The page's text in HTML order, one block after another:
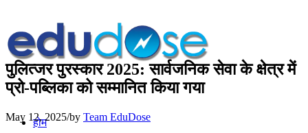
होम
पुलित्जर पुरस्कार 2025: सार्वजनिक सेवा के क्षेत्र में
प्रो-पब्लिका को सम्मानित किया गया
May 12, 2025/by Team EduDose